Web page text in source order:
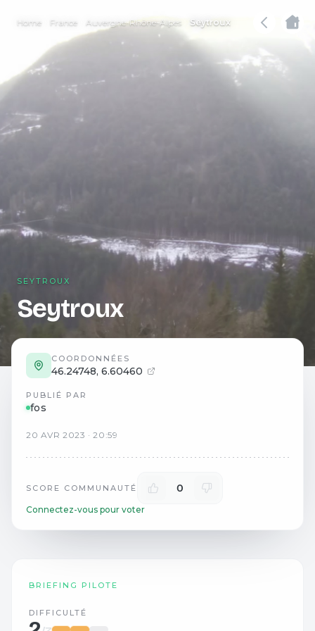
Home France Auvergne-Rhône-Alpes Seytroux
SEYTROUX
Seytroux
COORDONNÉES
46.24748, 6.60460
PUBLIÉ PAR
fos
20 AVR 2023 ·20:59
SCORE COMMUNAUTÉ 0
Connectez-vous pour voter
BRIEFING PILOTE
DIFFICULTÉ